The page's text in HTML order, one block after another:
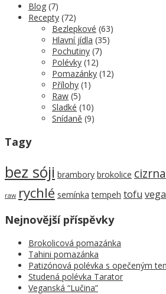
Blog (7)
Recepty (72)
Bezlepkové (63)
Hlavní jídla (35)
Pochutiny (7)
Polévky (12)
Pomazánky (12)
Přílohy (1)
Raw (5)
Sladké (10)
Snídaně (9)
Tagy
bez sóji brambory brokolice cizrna
raw rychlé semínka tempeh tofu
Nejnovější příspěvky
Brokolicová pomazánka
Tahini pomazánka
Patizónová polévka s opečeným
Studená polévka Tarator
Veganská “Lučina”